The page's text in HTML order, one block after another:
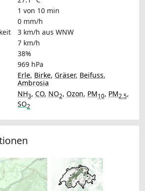
1 von 10 min
0 mm/h
3 km/h aus WNW
7 km/h
38%
969 hPa
Erle, Birke, Gräser, Beifuss,
Ambrosia
NH3, CO, NO2, Ozon, PM10, PM2.5,
SO2